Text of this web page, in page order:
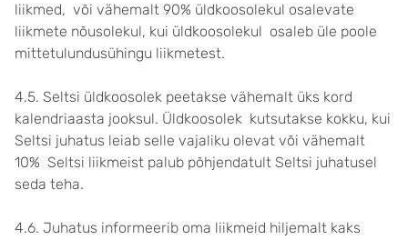
liikmed, või vähemalt 90% üldkoosolekul osalevate
liikmete nõusolekul, kui üldkoosolekul osaleb üle poole
mittetulundusühingu liikmetest.
4.5. Seltsi üldkoosolek peetakse vähemalt üks kord
kalendriaasta jooksul. Üldkoosolek kutsutakse kokku, kui
Seltsi juhatus leiab selle vajaliku olevat või vähemalt
10% Seltsi liikmeist palub põhjendatult Seltsi juhatusel
seda teha.
4.6. Juhatus informeerib oma liikmeid hiljemalt kaks